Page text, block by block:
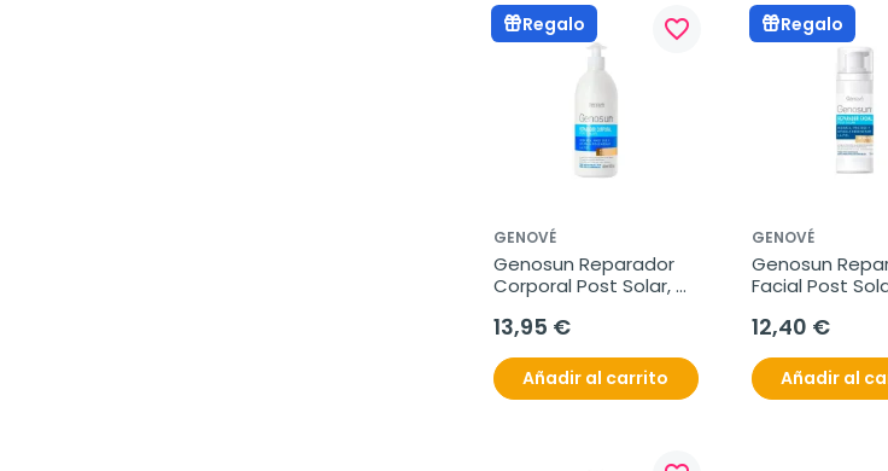
Regalo favorite_border
GENOVÉ
Genosun Reparador
Corporal Post Solar,
13,95 €
Añadir al carrito
Regalo
GENOVÉ
Genosun
Facial Post
12,40 €
Añadir al